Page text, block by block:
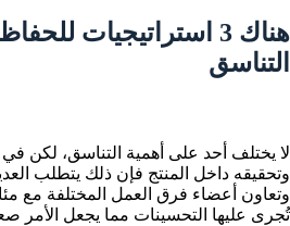
هناك 3 استراتيجيات
التناسق
لا يختلف أحد على أهمية التناسق، لكن
وتحقيقه داخل المنتج فإن ذلك يتطلب
وتعاون أعضاء فرق العمل المختلفة مع
تُجرى عليها التحسينات مما يجعل الأمر